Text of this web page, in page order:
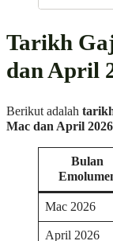
Tarikh
dan April
Berikut adalah
Mac dan April
Bulan
Mac 2026
April 2026